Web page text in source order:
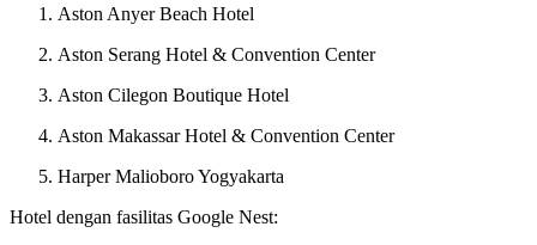
Aston Anyer Beach Hotel
Aston Serang Hotel & Convention Center
Aston Cilegon Boutique Hotel
Aston Makassar Hotel & Convention Center
Harper Malioboro Yogyakarta
Hotel dengan fasilitas Google Nest: